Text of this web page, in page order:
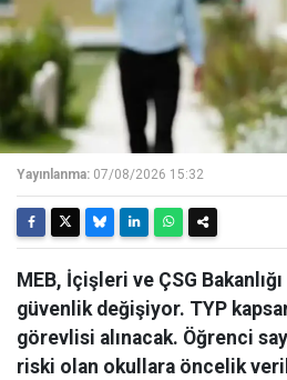
Yayınlanma: 07/08/2026 15:32
MEB, İçişleri ve ÇSG
güvenlik değişiyor. TYP
görevlisi alınacak. Öğrenci
riski olan okullara öncelik